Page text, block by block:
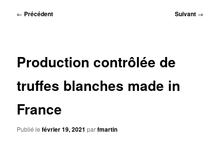
principal
Navigation
← Précédent Suivant →
Production contrôlée de
truffes blanches made in
France
Publié lefévrier 19, 2021 parfmartin